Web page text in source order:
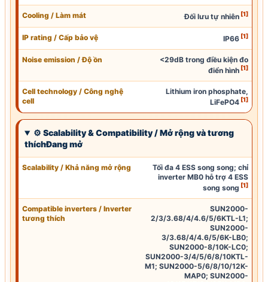
Cooling / Làm mát Đối lưu tự nhiên [1]
IP rating / Cấp bảo vệ IP66 [1]
Noise emission / Độ ồn
<29dB trong điều kiện đo
điển hình [1]
Cell technology / Công nghệ
cell
Lithium iron phosphate,
LiFePO4 [1]
⚙ Scalability & Compatibility / Mở rộng và tương
thíchĐang mở
Scalability / Khả năng mở rộng
Tối đa 4 ESS song song; chỉ
inverter MB0 hỗ trợ 4 ESS
song song [1]
Compatible inverters / Inverter
tương thích
SUN2000-
2/3/3.68/4/4.6/5/6KTL-L1;
SUN2000-
3/3.68/4/4.6/5/6K-LB0;
SUN2000-8/10K-LC0;
SUN2000-3/4/5/6/8/10KTL-
M1; SUN2000-5/6/8/10/12K-
MAP0; SUN2000-